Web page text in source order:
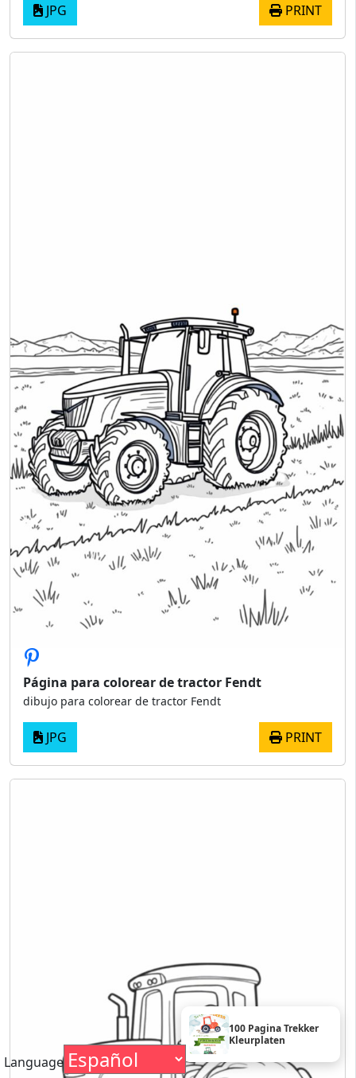
100 Pagina Trekker
Kleurplaten
JPG PRINT
Página para colorear de tractor Fendt
dibujo para colorear de tractor Fendt
JPG PRINT
Language